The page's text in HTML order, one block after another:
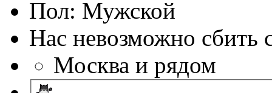
Пол:
Нас невозможно сбить
Москва и рядом